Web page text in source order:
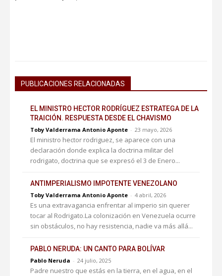
PUBLICACIONES RELACIONADAS
EL MINISTRO HECTOR RODRÍGUEZ ESTRATEGA DE LA
TRAICIÓN. RESPUESTA DESDE EL CHAVISMO
Toby Valderrama Antonio Aponte - 23 mayo, 2026
El ministro hector rodriguez, se aparece con una
declaración donde explica la doctrina militar del
rodrigato, doctrina que se expresó el 3 de Enero...
ANTIMPERIALISMO IMPOTENTE VENEZOLANO
Toby Valderrama Antonio Aponte - 4 abril, 2026
Es una extravagancia enfrentar al imperio sin querer
tocar al Rodrigato.La colonización en Venezuela ocurre
sin obstáculos, no hay resistencia, nadie va más allá...
PABLO NERUDA: UN CANTO PARA BOLÍVAR
Pablo Neruda - 24 julio, 2025
Padre nuestro que estás en la tierra, en el agua, en el